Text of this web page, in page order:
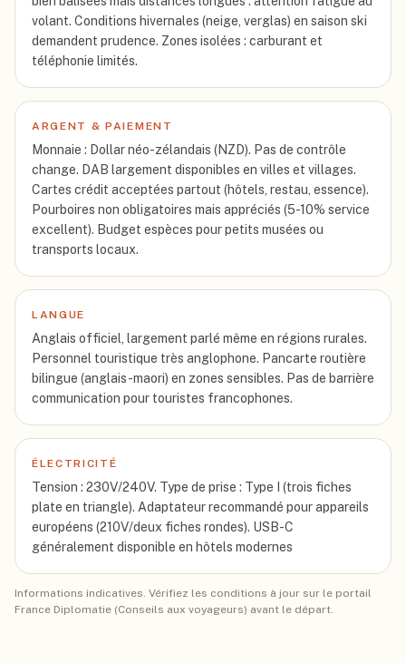
volant. Conditions hivernales (neige, verglas) en saison ski
demandent prudence. Zones isolées : carburant et
téléphonie limités.
ARGENT & PAIEMENT
Monnaie : Dollar néo-zélandais (NZD). Pas de contrôle
change. DAB largement disponibles en villes et villages.
Cartes crédit acceptées partout (hôtels, restau, essence).
Pourboires non obligatoires mais appréciés (5-10% service
excellent). Budget espèces pour petits musées ou
transports locaux.
LANGUE
Anglais officiel, largement parlé même en régions rurales.
Personnel touristique très anglophone. Pancarte routière
bilingue (anglais-maori) en zones sensibles. Pas de barrière
communication pour touristes francophones.
ÉLECTRICITÉ
Tension : 230V/240V. Type de prise : Type I (trois fiches
plate en triangle). Adaptateur recommandé pour appareils
européens (210V/deux fiches rondes). USB-C
généralement disponible en hôtels modernes
Informations indicatives. Vérifiez les conditions à jour sur le portail
France Diplomatie (Conseils aux voyageurs) avant le départ.